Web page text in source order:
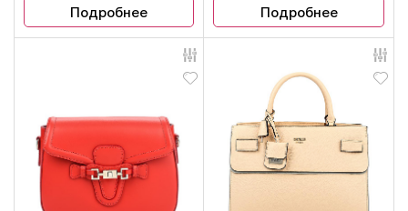
Подробнее Подробнее